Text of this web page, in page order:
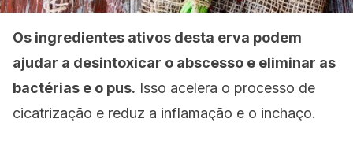
Os ingredientes ativos desta erva podem
ajudar a desintoxicar o abscesso e eliminar as
bactérias e o pus. Isso acelera o processo de
cicatrização e reduz a inflamação e o inchaço.